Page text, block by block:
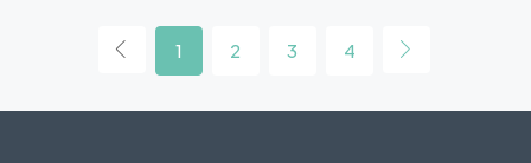
1 2 3 4